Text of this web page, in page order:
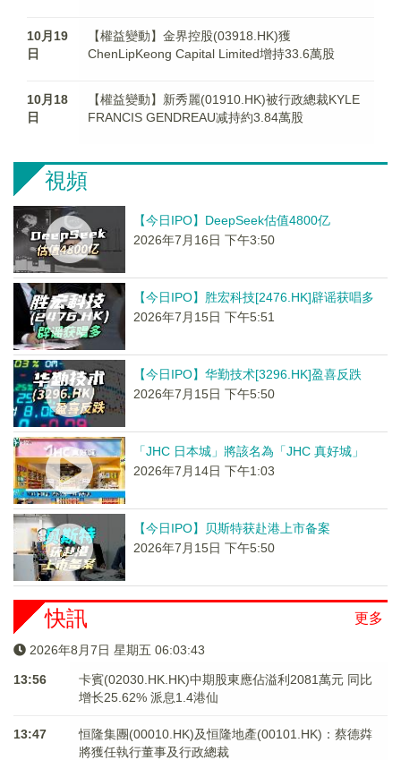
10月19
日
【權益變動】金界控股(03918.HK)獲
ChenLipKeong Capital Limited增持33.6萬股
10月18
日
【權益變動】新秀麗(01910.HK)被行政總裁KYLE
FRANCIS GENDREAU减持約3.84萬股
視頻
【今日IPO】DeepSeek估值4800亿
2026年7月16日 下午3:50
【今日IPO】胜宏科技[2476.HK]辟谣获唱多
2026年7月15日 下午5:51
【今日IPO】华勤技术[3296.HK]盈喜反跌
2026年7月15日 下午5:50
「JHC 日本城」將該名為「JHC 真好城」
2026年7月14日 下午1:03
【今日IPO】贝斯特获赴港上市备案
2026年7月15日 下午5:50
更多
快訊
2026年8月7日 星期五 06:03:43
13:56
卡賓(02030.HK.HK)中期股東應佔溢利2081萬元 同比
增长25.62% 派息1.4港仙
13:47
恒隆集團(00010.HK)及恒隆地產(00101.HK)：蔡德粦
將獲任執行董事及行政總裁